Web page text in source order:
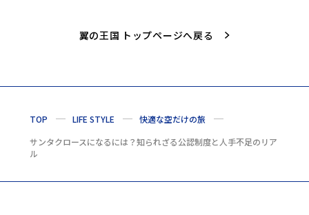
翼の王国 トップページへ戻る
TOP LIFE STYLE
快適な空だけの旅
サンタクロースになるには？知られざる公認制度と人手不足のリア
ル